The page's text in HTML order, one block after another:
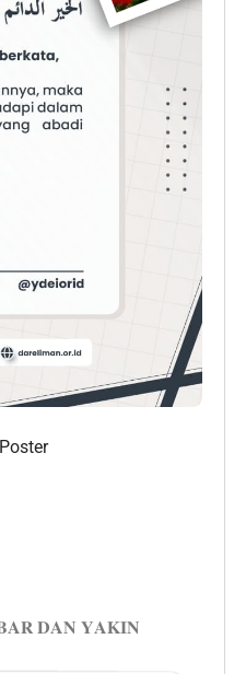
𝐃𝐀𝐍 𝐘𝐀𝐊𝐈𝐍